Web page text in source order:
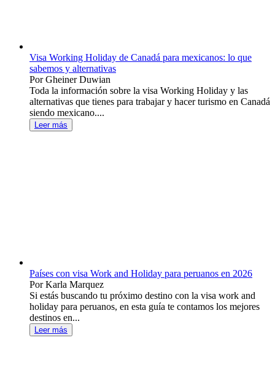
Visa Working Holiday de Canadá para mexicanos: lo que
sabemos y alternativas
Por Gheiner Duwian
Toda la información sobre la visa Working Holiday y las
alternativas que tienes para trabajar y hacer turismo en Canadá
siendo mexicano....
Leer más
Países con visa Work and Holiday para peruanos en 2026
Por Karla Marquez
Si estás buscando tu próximo destino con la visa work and
holiday para peruanos, en esta guía te contamos los mejores
destinos en...
Leer más